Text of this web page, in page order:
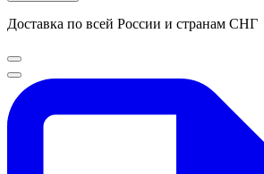
Доставка по всей России и странам СНГ